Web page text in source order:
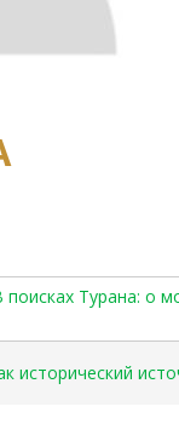
Турана: о
исторический